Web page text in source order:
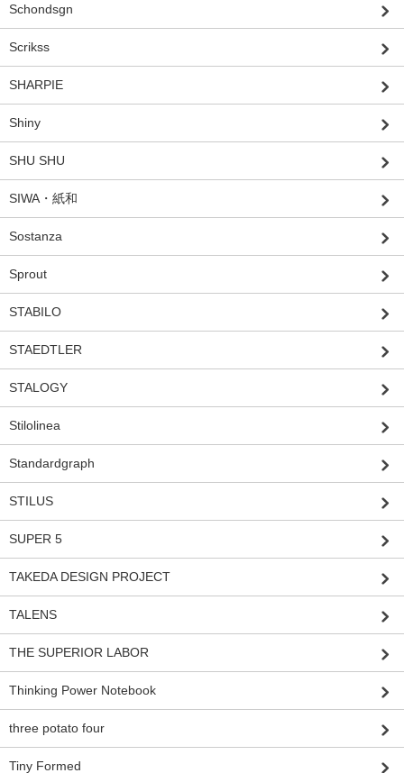
Schondsgn
Scrikss
SHARPIE
Shiny
SHU SHU
SIWA・紙和
Sostanza
Sprout
STABILO
STAEDTLER
STALOGY
Stilolinea
Standardgraph
STILUS
SUPER 5
TAKEDA DESIGN PROJECT
TALENS
THE SUPERIOR LABOR
Thinking Power Notebook
three potato four
Tiny Formed